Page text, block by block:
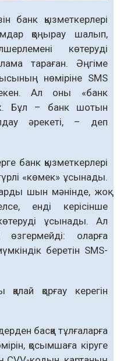
банк қызметкерлері
қоңырау шалып,
көтеруді
тараған. Әңгіме
нөміріне SMS
Ал оны «банк
Бұл – банк шотын
әрекеті, – деп
банк қызметкерлері
«көмек» ұсынады.
шын мәнінде, жоқ
енді керісінше
ұсынады. Ал
оларға
беретін SMS-
қалай қорғау керегін
басқа тұлғаларға
қосымшаға кіруге